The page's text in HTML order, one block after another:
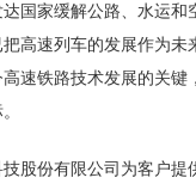
国家缓解公路、水运和
高速列车的发展作为
速铁路技术发展的关
股份有限公司为客户